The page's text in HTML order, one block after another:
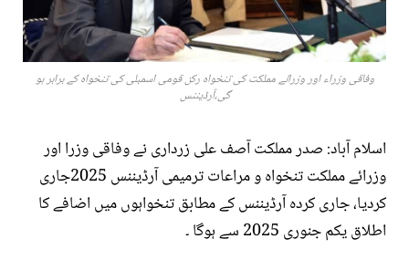
وفاقی وزراء اور وزرائے مملکت کی تنخواہ رکن قومی اسمبلی کی تنخواہ کے برابر ہو
گی،آرڈیننس
اسلام آباد: صدر مملکت آصف علی زرداری نے وفاقی وزرا اور
وزرائے مملکت تنخواہ و مراعات ترمیمی آرڈیننس 2025جاری
کردیا، جاری کردہ آرڈیننس کے مطابق تنخواہوں میں اضافے کا
اطلاق یکم جنوری 2025 سے ہوگا ۔